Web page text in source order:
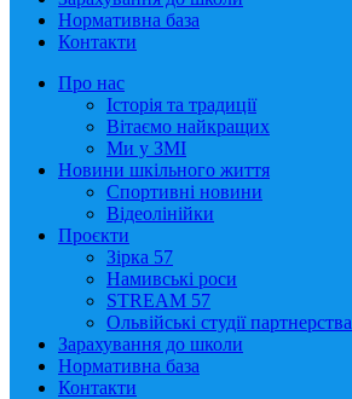
Нормативна база
Контакти
Про нас
Історія та традиції
Вітаємо найкращих
Ми у ЗМІ
Новини шкільного життя
Спортивні новини
Відеолінійки
Проєкти
Зірка 57
Намивські роси
STREAM 57
Ольвійські студії партнерства
Зарахування до школи
Нормативна база
Контакти